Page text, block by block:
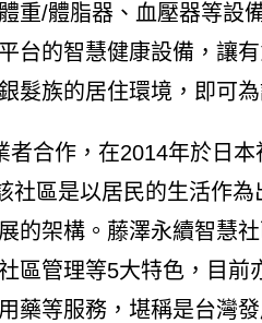
重/體脂器、血壓器等設
台的智慧健康設備，讓
髮族的居住環境，即可
者合作，在2014年於日
社區是以居民的生活作
的架構。藤澤永續智慧
區管理等5大特色，目前
藥等服務，堪稱是台灣